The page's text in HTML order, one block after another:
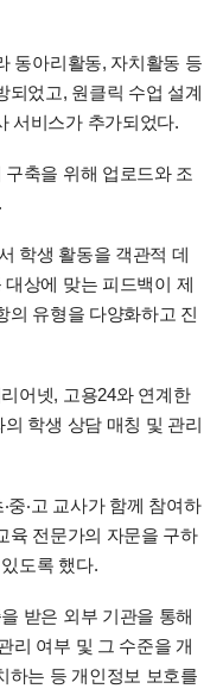
동아리활동, 자치활동 등
되었고, 원클릭 수업 설계
서비스가 추가되었다.
축을 위해 업로드와 조
학생 활동을 객관적 데
상에 맞는 피드백이 제
의 유형을 다양화하고 진
어넷, 고용24와 연계한
학생 상담 매칭 및 관리
중‧고 교사가 함께 참여하
육 전문가의 자문을 구하
도록 했다.
받은 외부 기관을 통해
리 여부 및 그 수준을 개
하는 등 개인정보 보호를